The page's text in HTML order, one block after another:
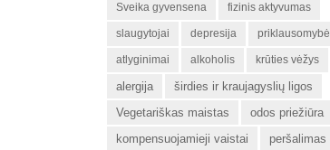
Sveika gyvensena fizinis aktyvumas
slaugytojai depresija priklausomybė
atlyginimai alkoholis krūties vėžys
alergija
širdies ir kraujagyslių ligos
Vegetariškas maistas
odos priežiūra
kompensuojamieji vaistai
peršalimas